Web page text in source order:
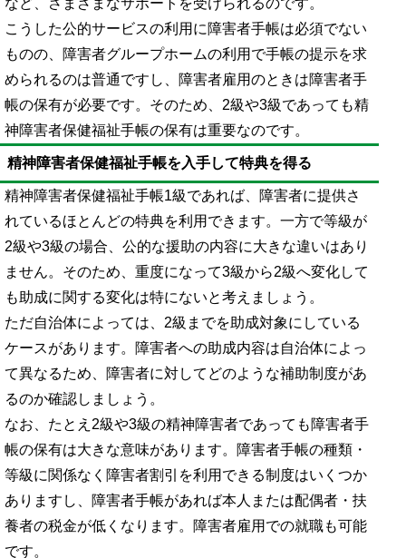
など、さまざまなサポートを受けられるのです。
こうした公的サービスの利用に障害者手帳は必須でない
ものの、障害者グループホームの利用で手帳の提示を求
められるのは普通ですし、障害者雇用のときは障害者手
帳の保有が必要です。そのため、2級や3級であっても精
神障害者保健福祉手帳の保有は重要なのです。
精神障害者保健福祉手帳を入手して特典を得る
精神障害者保健福祉手帳1級であれば、障害者に提供さ
れているほとんどの特典を利用できます。一方で等級が
2級や3級の場合、公的な援助の内容に大きな違いはあり
ません。そのため、重度になって3級から2級へ変化して
も助成に関する変化は特にないと考えましょう。
ただ自治体によっては、2級までを助成対象にしている
ケースがあります。障害者への助成内容は自治体によっ
て異なるため、障害者に対してどのような補助制度があ
るのか確認しましょう。
なお、たとえ2級や3級の精神障害者であっても障害者手
帳の保有は大きな意味があります。障害者手帳の種類・
等級に関係なく障害者割引を利用できる制度はいくつか
ありますし、障害者手帳があれば本人または配偶者・扶
養者の税金が低くなります。障害者雇用での就職も可能
です。